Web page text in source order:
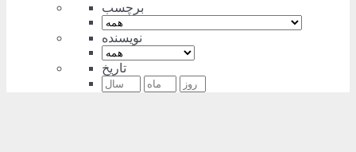
برچسب
نویسنده
تاریخ